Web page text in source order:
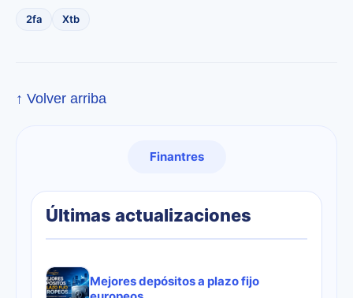
2fa Xtb
↑ Volver arriba
Finantres
Últimas actualizaciones
Mejores depósitos a plazo fijo